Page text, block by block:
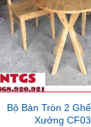
Bộ Bàn Tròn 2
Xưởng